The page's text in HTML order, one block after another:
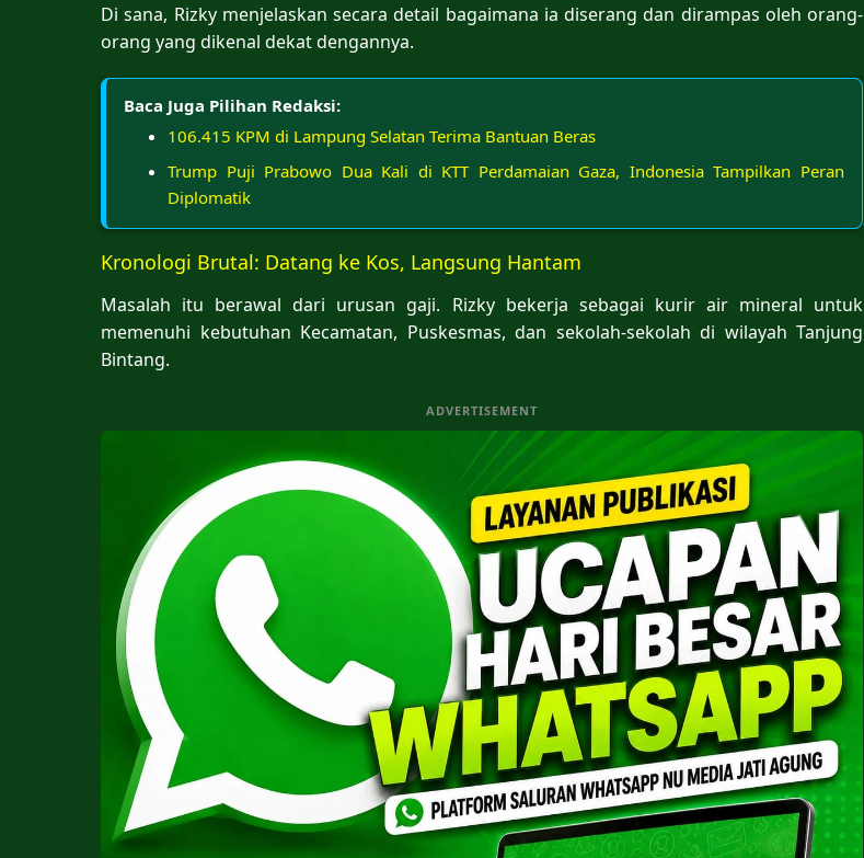
Di sana, Rizky menjelaskan secara detail bagaimana ia diserang dan dirampas oleh orang-
orang yang dikenal dekat dengannya.
Baca Juga Pilihan Redaksi:
106.415 KPM di Lampung Selatan Terima Bantuan Beras
Trump Puji Prabowo Dua Kali di KTT Perdamaian Gaza, Indonesia Tampilkan Peran
Diplomatik
Kronologi Brutal: Datang ke Kos, Langsung Hantam
Masalah itu berawal dari urusan gaji. Rizky bekerja sebagai kurir air mineral untuk
memenuhi kebutuhan Kecamatan, Puskesmas, dan sekolah-sekolah di wilayah Tanjung
Bintang.
ADVERTISEMENT